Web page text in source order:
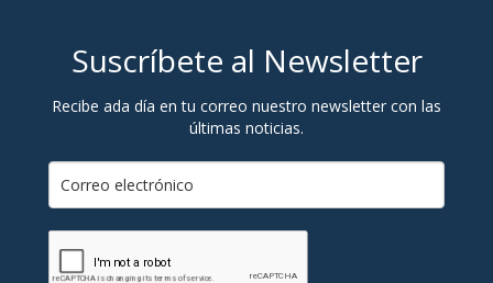
Suscríbete al Newsletter
Recibe ada día en tu correo nuestro newsletter con las
últimas noticias.